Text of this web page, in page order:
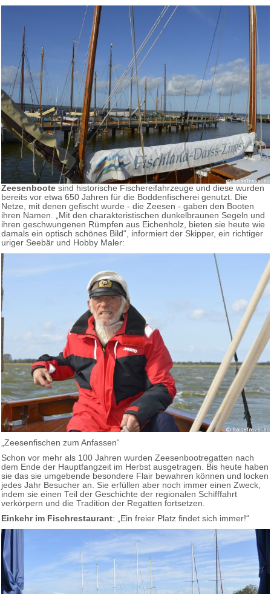
Zeesenboote sind historische Fischereifahrzeuge und diese wurden
bereits vor etwa 650 Jahren für die Boddenfischerei genutzt. Die
Netze, mit denen gefischt wurde - die Zeesen - gaben den Booten
ihren Namen. „Mit den charakteristischen dunkelbraunen Segeln und
ihren geschwungenen Rümpfen aus Eichenholz, bieten sie heute wie
damals ein optisch schönes Bild“, informiert der Skipper, ein richtiger
uriger Seebär und Hobby Maler:
„Zeesenfischen zum Anfassen“
Schon vor mehr als 100 Jahren wurden Zeesenbootregatten nach
dem Ende der Hauptfangzeit im Herbst ausgetragen. Bis heute haben
sie das sie umgebende besondere Flair bewahren können und locken
jedes Jahr Besucher an. Sie erfüllen aber noch immer einen Zweck,
indem sie einen Teil der Geschichte der regionalen Schifffahrt
verkörpern und die Tradition der Regatten fortsetzen.
Einkehr im Fischrestaurant: „Ein freier Platz findet sich immer!“